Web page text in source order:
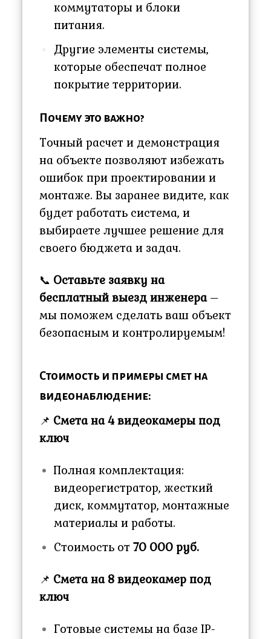
коммутаторы и блоки
питания.
Другие элементы системы,
которые обеспечат полное
покрытие территории.
Почему это важно?
Точный расчет и демонстрация
на объекте позволяют избежать
ошибок при проектировании и
монтаже. Вы заранее видите, как
будет работать система, и
выбираете лучшее решение для
своего бюджета и задач.
📞 Оставьте заявку на
бесплатный выезд инженера–
мы поможем сделать ваш объект
безопасным и контролируемым!
Стоимость и примеры смет на
видеонаблюдение:
📌 Смета на 4 видеокамеры под
ключ
Полная комплектация:
видеорегистратор, жесткий
диск, коммутатор, монтажные
материалы и работы.
Стоимость от 70 000 руб.
📌 Смета на 8 видеокамер под
ключ
Готовые системы на базе IP-